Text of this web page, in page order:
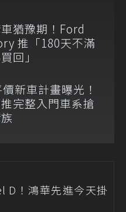
猶豫期！Ford
推「180天不滿
回」
新車計畫曝光！
完整入門車系搶
D！鴻華先進今天掛